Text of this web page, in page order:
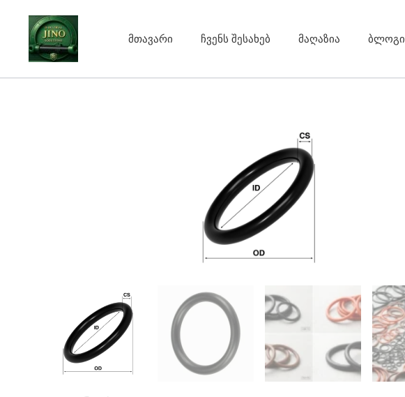
content
მთავარი ჩვენს შესახებ მაღაზია ბლოგი